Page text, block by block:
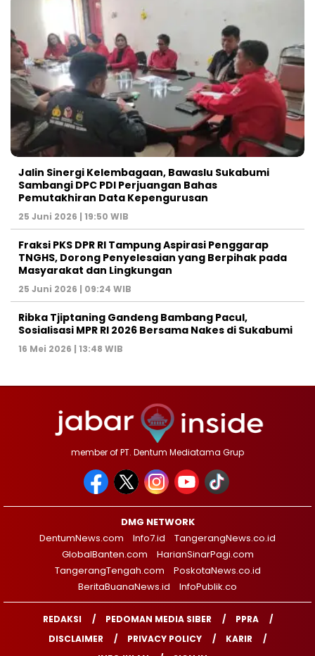
Jalin Sinergi Kelembagaan, Bawaslu Sukabumi
Sambangi DPC PDI Perjuangan Bahas
Pemutakhiran Data Kepengurusan
25 Juni 2026 | 19:50 WIB
‎Fraksi PKS DPR RI Tampung Aspirasi Penggarap
TNGHS, Dorong Penyelesaian yang Berpihak pada
Masyarakat dan Lingkungan‎
25 Juni 2026 | 09:24 WIB
Ribka Tjiptaning Gandeng Bambang Pacul,
Sosialisasi MPR RI 2026 Bersama Nakes di Sukabumi
16 Mei 2026 | 13:48 WIB
member of PT. Dentum Mediatama Grup
DMG NETWORK
DentumNews.com
Info7.id
TangerangNews.co.id
GlobalBanten.com
HarianSinarPagi.com
TangerangTengah.com
PoskotaNews.co.id
BeritaBuanaNews.id
InfoPublik.co
REDAKSI PEDOMAN MEDIA SIBER
PPRA
DISCLAIMER
PRIVACY POLICY
KARIR